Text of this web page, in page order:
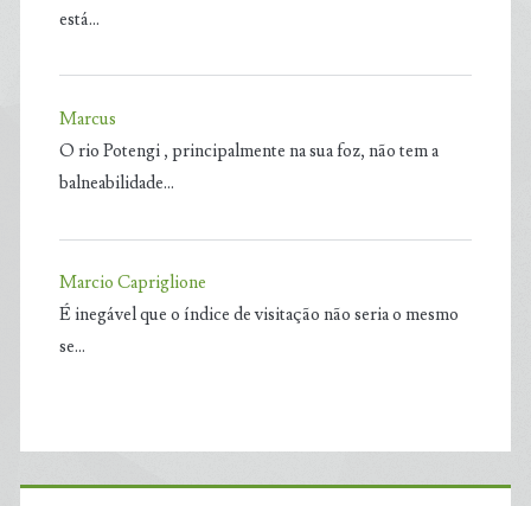
está…
Marcus
O rio Potengi , principalmente na sua foz, não tem a
balneabilidade…
Marcio Capriglione
É inegável que o índice de visitação não seria o mesmo
se…